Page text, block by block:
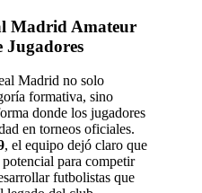
Madrid Amateur
Jugadores
Madrid no solo
formativa, sino
donde los jugadores
en torneos oficiales.
, el equipo dejó claro que
para competir
futbolistas que